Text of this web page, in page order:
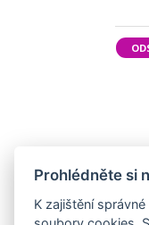
Prohlédněte si
K zajištění